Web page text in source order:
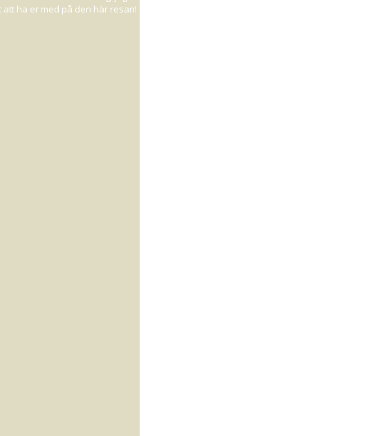
ha er med på den här resan!
sak jag funderat på.
länge som helst är inte ett